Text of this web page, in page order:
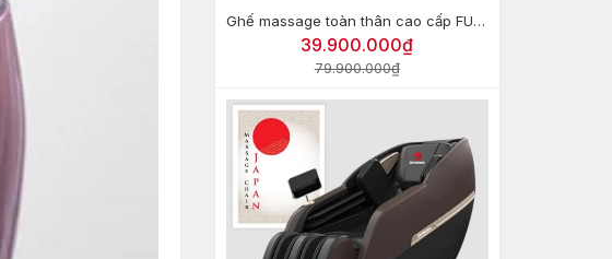
Ghế massage toàn thân cao cấp FUJIKIMA FJ-G670 (HT-799)
39.900.000₫
79.900.000₫